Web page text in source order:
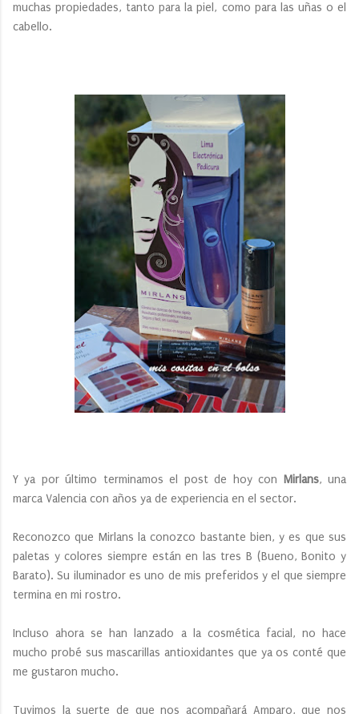
muchas propiedades, tanto para la piel, como para las uñas o el
cabello.
Y ya por último terminamos el post de hoy con Mirlans, una
marca Valencia con años ya de experiencia en el sector.
Reconozco que Mirlans la conozco bastante bien, y es que sus
paletas y colores siempre están en las tres B (Bueno, Bonito y
Barato). Su iluminador es uno de mis preferidos y el que siempre
termina en mi rostro.
Incluso ahora se han lanzado a la cosmética facial, no hace
mucho probé sus mascarillas antioxidantes que ya os conté que
me gustaron mucho.
Tuvimos la suerte de que nos acompañará Amparo, que nos